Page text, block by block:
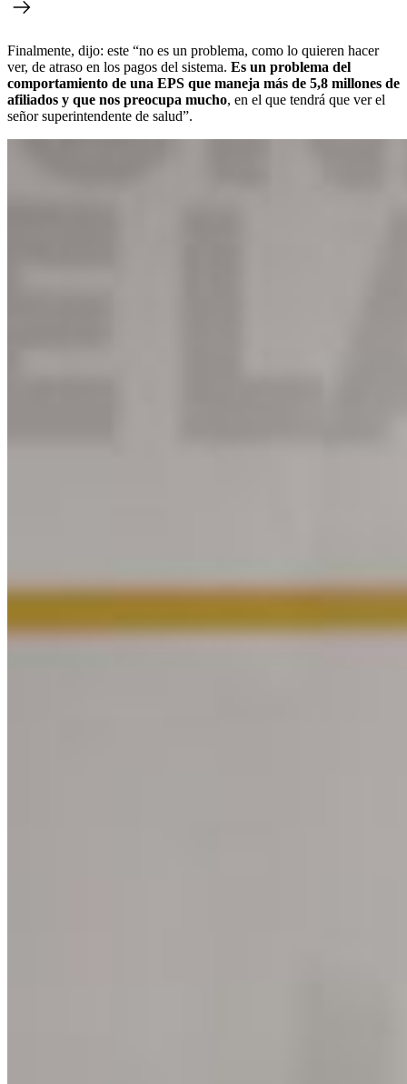
Finalmente, dijo: este “no es un problema, como lo quieren hacer
ver, de atraso en los pagos del sistema. Es un problema del
comportamiento de una EPS que maneja más de 5,8 millones de
afiliados y que nos preocupa mucho, en el que tendrá que ver el
señor superintendente de salud”.